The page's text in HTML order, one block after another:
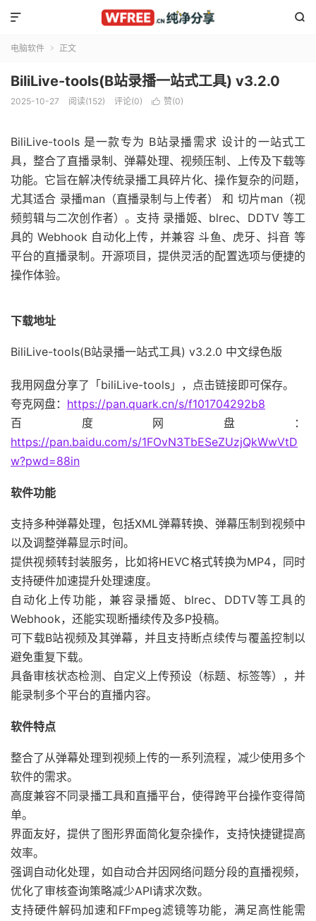


电脑软件  正文
BiliLive-tools(B站录播一站式工具) v3.2.0
2025-10-27 阅读(152) 评论(0)  赞(0)
BiliLive-tools 是一款专为 B站录播需求 设计的一站式工
具，整合了直播录制、弹幕处理、视频压制、上传及下载等
功能。它旨在解决传统录播工具碎片化、操作复杂的问题，
尤其适合 录播man（直播录制与上传者） 和 切片man（视
频剪辑与二次创作者）。支持 录播姬、blrec、DDTV 等工
具的 Webhook 自动化上传，并兼容 斗鱼、虎牙、抖音 等
平台的直播录制。开源项目，提供灵活的配置选项与便捷的
操作体验。
下载地址
BiliLive-tools(B站录播一站式工具) v3.2.0 中文绿色版
我用网盘分享了「biliLive-tools」，点击链接即可保存。
夸克网盘： https://pan.quark.cn/s/f101704292b8
百度网盘：
https://pan.baidu.com/s/1FOvN3TbESeZUzjQkWwVtD
w?pwd=88in
软件功能
支持多种弹幕处理，包括XML弹幕转换、弹幕压制到视频中
以及调整弹幕显示时间。
提供视频转封装服务，比如将HEVC格式转换为MP4，同时
支持硬件加速提升处理速度。
自动化上传功能，兼容录播姬、blrec、DDTV等工具的
Webhook，还能实现断播续传及多P投稿。
可下载B站视频及其弹幕，并且支持断点续传与覆盖控制以
避免重复下载。
具备审核状态检测、自定义上传预设（标题、标签等），并
能录制多个平台的直播内容。
软件特点
整合了从弹幕处理到视频上传的一系列流程，减少使用多个
软件的需求。
高度兼容不同录播工具和直播平台，使得跨平台操作变得简
单。
界面友好，提供了图形界面简化复杂操作，支持快捷键提高
效率。
强调自动化处理，如自动合并因网络问题分段的直播视频，
优化了审核查询策略减少API请求次数。
支持硬件解码加速和FFmpeg滤镜等功能，满足高性能需